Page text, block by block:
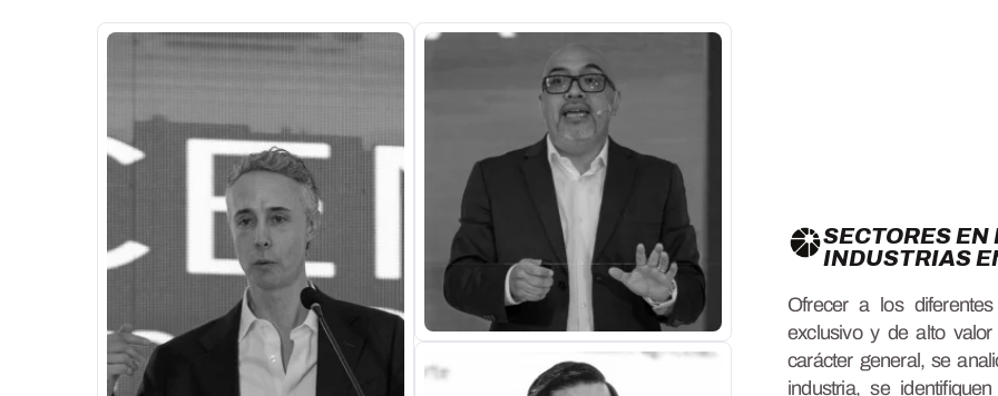
SECTORES
INDUSTRIAS
Ofrecer a los
exclusivo y de alto
carácter general, se
industria, se